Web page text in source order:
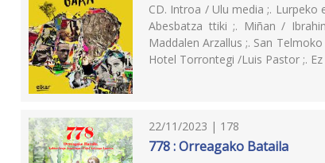
CD. Introa / Ulu media ;. Lurpeko
Abesbatza ttiki ;. Miñan /
Maddalen Arzallus ;. San
Hotel Torrontegi /Luis Pastor ;.
22/11/2023 | 178
778 : Orreagako Bataila